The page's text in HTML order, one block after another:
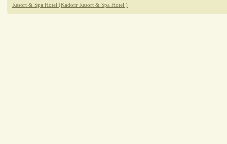
Resort & Spa Hotel (Kadorr Resort & Spa Hotel )